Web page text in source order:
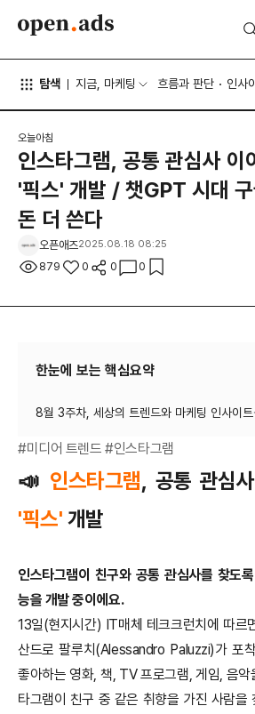
탐색 지금, 마케팅 흐름과 판단 인사
오늘아침
인스타그램, 공통 관심사 이
'픽스' 개발 / 챗GPT 시대 구
돈 더 쓴다
오픈애즈2025.08.18 08:25
879 0 0 0
한눈에 보는 핵심요약
#미디어 트렌드 #인스타그램
📣 인스타그램, 공통 관심
'픽스' 개발
인스타그램이 친구와 공통 관심사를 찾도
능을 개발 중이에요.
13일(현지시간) IT매체 테크크런치에 따르
산드로 팔루치(Alessandro Paluzzi)가 포
좋아하는 영화, 책, TV 프로그램, 게임, 음
타그램이 친구 중 같은 취향을 가진 사람을